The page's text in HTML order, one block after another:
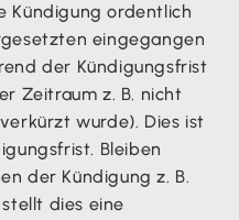
Kündigung ordentlich
eingegangen
der Kündigungsfrist
Zeitraum z. B. nicht
wurde). Dies ist
Bleiben
der Kündigung z. B.
dies eine